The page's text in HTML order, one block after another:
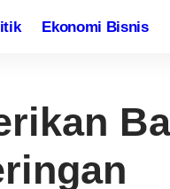
Ekonomi Bisnis